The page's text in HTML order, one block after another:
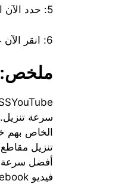
5: حدد الآن التنسيق الذي تريده MP4(فيديو)
6: انقر الآن على زر التنزيل. “يبدأ التنزيل بنجاح”.
ملخص:
فيديو Facebook دون أي قلق.